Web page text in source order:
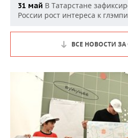
31 май В Татарстане
России рост интереса к
ВСЕ НОВОСТИ ЗА